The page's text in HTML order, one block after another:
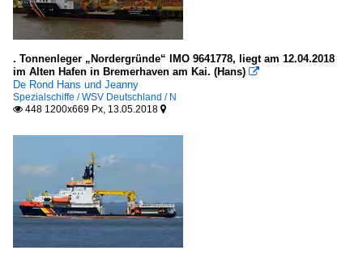
. Tonnenleger „Nordergründe“ IMO 9641778, liegt am 12.04.2018
im Alten Hafen in Bremerhaven am Kai. (Hans) 
De Rond Hans und Jeanny
Spezialschiffe / WSV Deutschland / N
 448 1200x669 Px, 13.05.2018 